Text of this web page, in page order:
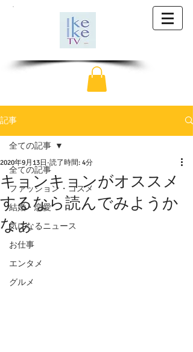
記事
全ての記事
ファッション・コスメ
結婚・恋愛
気になるニュース
お仕事
エンタメ
グルメ
全ての記事
キョンキョンがオススメ
するなら読んでみようか
なぁ
2020年9月13日 読了時間: 4分